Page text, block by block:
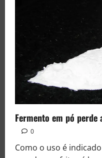
Fermento em pó perde
0
Como o uso é